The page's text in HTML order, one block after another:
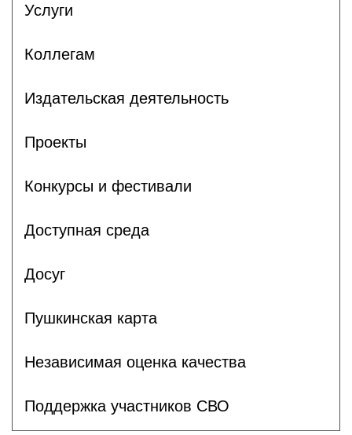
Услуги
Коллегам
Издательская деятельность
Проекты
Конкурсы и фестивали
Доступная среда
Досуг
Пушкинская карта
Независимая оценка качества
Поддержка участников СВО